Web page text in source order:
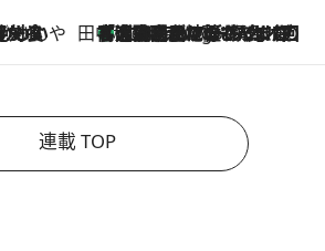
掴む新緑のテリーヌ 田中稲の勝手に再ブーム
9 Hours Ago
「湘南乃風に憧れて」観客大盛上がりの“タオル回し”に、ラッパー顔負けの高速歌唱まで…さだまさし（74）のアグレッシブすぎる現在地
連載 TOP